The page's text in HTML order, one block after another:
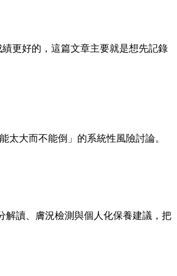
更好的，這篇文章主要就是想先記錄
太大而不能倒」的系統性風險討論。
解讀、膚況檢測與個人化保養建議，把